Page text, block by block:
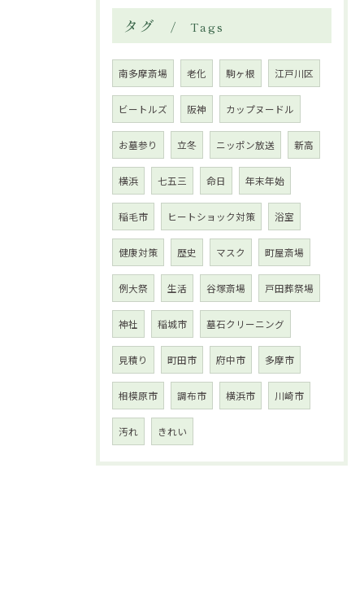
タグ Tags
南多摩斎場 老化 駒ヶ根 江戸川区
ビートルズ 阪神 カップヌードル
お墓参り 立冬 ニッポン放送 新高
横浜 七五三 命日 年末年始
稲毛市 ヒートショック対策 浴室
健康対策 歴史 マスク 町屋斎場
例大祭 生活 谷塚斎場 戸田葬祭場
神社 稲城市 墓石クリーニング
見積り 町田市 府中市 多摩市
相模原市 調布市 横浜市 川崎市
汚れ きれい